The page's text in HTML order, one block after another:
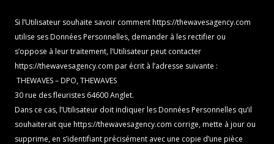
Si l’Utilisateur souhaite savoir commenthttps://thewavesagency.com
utilise ses Données Personnelles, demander à les rectifier ou
s’oppose à leur traitement, l’Utilisateur peut contacter
https://thewavesagency.com par écrit à l’adresse suivante :
THEWAVES – DPO, THEWAVES
30 rue des fleuristes 64600 Anglet.
Dans ce cas, l’Utilisateur doit indiquer les Données Personnelles qu’il
souhaiterait que https://thewavesagency.com corrige, mette à jour ou
supprime, en s’identifiant précisément avec une copie d’une pièce